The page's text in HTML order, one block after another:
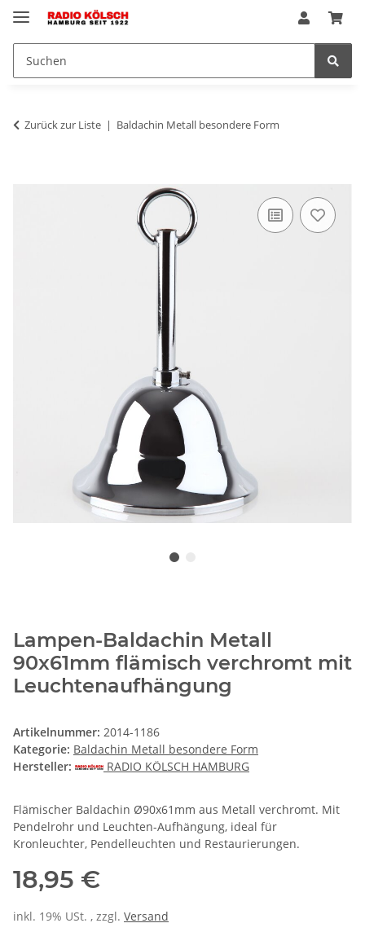
Zurück zur Liste Baldachin Metall besondere Form
Lampen-Baldachin Metall
90x61mm flämisch verchromt mit
Leuchtenaufhängung
Artikelnummer: 2014-1186
Kategorie: Baldachin Metall besondere Form
Hersteller:
RADIO KÖLSCH HAMBURG
Flämischer Baldachin Ø90x61mm aus Metall verchromt. Mit
Pendelrohr und Leuchten-Aufhängung, ideal für
Kronleuchter, Pendelleuchten und Restaurierungen.
18,95 €
inkl. 19% USt. , zzgl. Versand